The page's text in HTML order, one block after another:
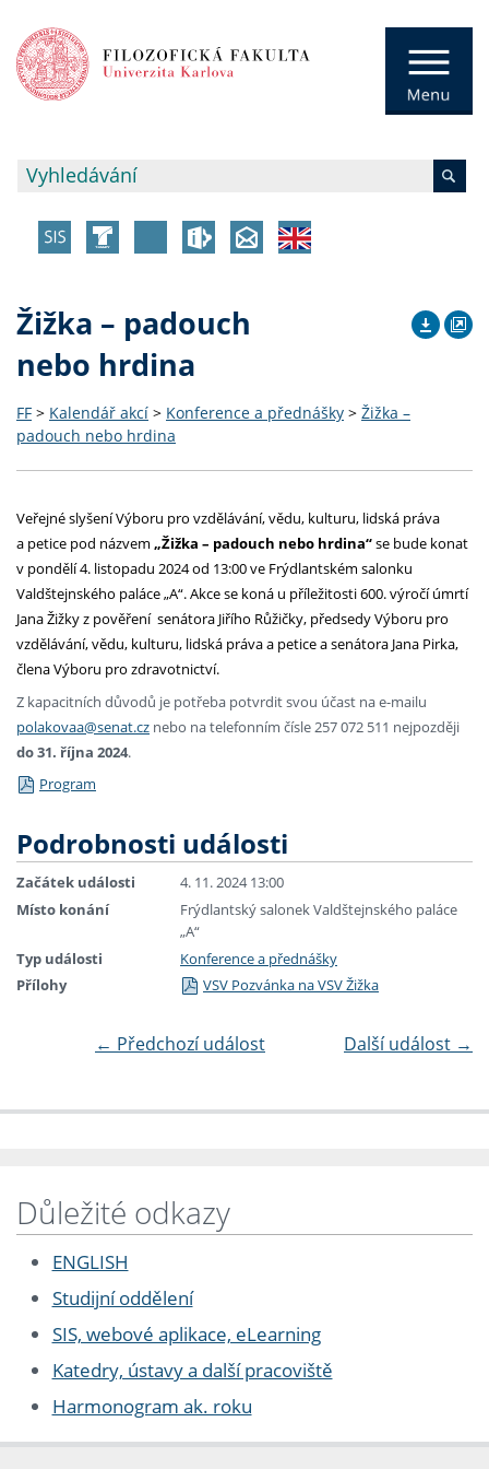
Žižka – padouch
nebo hrdina
FF > Kalendář akcí > Konference a přednášky > Žižka –
padouch nebo hrdina
Veřejné slyšení Výboru pro vzdělávání, vědu, kulturu, lidská práva
a petice pod názvem „Žižka – padouch nebo hrdina“se bude konat
v pondělí 4. listopadu 2024 od 13:00 ve Frýdlantském salonku
Valdštejnského paláce „A“. Akce se koná u příležitosti 600. výročí úmrtí
Jana Žižky z pověření senátora Jiřího Růžičky, předsedy Výboru pro
vzdělávání, vědu, kulturu, lidská práva a petice a senátora Jana Pirka,
člena Výboru pro zdravotnictví.
Z kapacitních důvodů je potřeba potvrdit svou účast na e-mailu
polakovaa@senat.cz nebo na telefonním čísle 257 072 511 nejpozději
do 31. října 2024.
Program
Podrobnosti události
Začátek události
4. 11. 2024 13:00
Místo konání
Frýdlantský salonek Valdštejnského paláce
„A“
Typ události
Konference a přednášky
Přílohy
VSV Pozvánka na VSV Žižka
← Předchozí událost Další událost →
Důležité odkazy
ENGLISH
Studijní oddělení
SIS, webové aplikace, eLearning
Katedry, ústavy a další pracoviště
Harmonogram ak. roku